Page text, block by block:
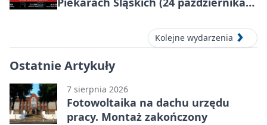
Kolejne wydarzenia
Ostatnie Artykuły
7 sierpnia 2026
Fotowoltaika na dachu urzędu
pracy. Montaż zakończony